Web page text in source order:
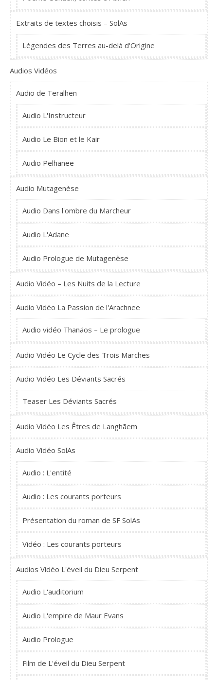
Extraits de textes choisis – SolAs
Légendes des Terres au-delà d'Origine
Audios Vidéos
Audio de Teralhen
Audio L'Instructeur
Audio Le Bion et le Kair
Audio Pelhanee
Audio Mutagenèse
Audio Dans l'ombre du Marcheur
Audio L'Adane
Audio Prologue de Mutagenèse
Audio Vidéo – Les Nuits de la Lecture
Audio Vidéo La Passion de l'Arachnee
Audio vidéo Thanäos – Le prologue
Audio Vidéo Le Cycle des Trois Marches
Audio Vidéo Les Déviants Sacrés
Teaser Les Déviants Sacrés
Audio Vidéo Les Êtres de Langhãem
Audio Vidéo SolAs
Audio : L'entité
Audio : Les courants porteurs
Présentation du roman de SF SolAs
Vidéo : Les courants porteurs
Audios Vidéo L'éveil du Dieu Serpent
Audio L'auditorium
Audio L'empire de Maur Evans
Audio Prologue
Film de L'éveil du Dieu Serpent